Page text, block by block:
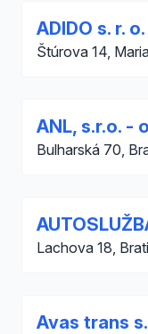
ADIDO s. r. o.
Štúrova 14,
ANL, s.r.o. -
Bulharská 70,
Lachova 18,
Avas trans